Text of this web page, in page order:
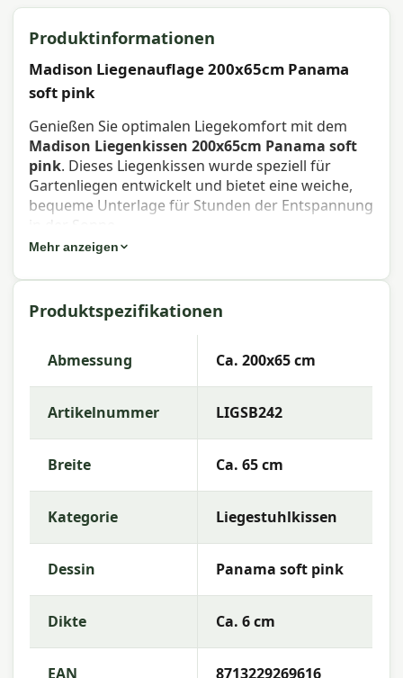
Produktinformationen
Madison Liegenauflage 200x65cm Panama
soft pink
Genießen Sie optimalen Liegekomfort mit dem
Madison Liegenkissen 200x65cm Panama soft
pink. Dieses Liegenkissen wurde speziell für
Gartenliegen entwickelt und bietet eine weiche,
bequeme Unterlage für Stunden der Entspannung
in der Sonne.
Artikelnummer:
EAN:8713229269616
Abmessung:
Ca. 200x65 cm
Stoff:50% Cotton 45% Polyester 5% Other fibers
Füllung:
Farbechtheit:
Garantie:2 Jahre
Gebrauchsanweisung
Mehr anzeigen
Produktspezifikationen
Abmessung Ca. 200x65 cm
Artikelnummer LIGSB242
Breite Ca. 65 cm
Kategorie Liegestuhlkissen
Dessin Panama soft pink
Dikte Ca. 6 cm
EAN 8713229269616